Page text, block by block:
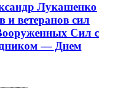
Лукашенко
и ветеранов сил
Сил с
— Днем